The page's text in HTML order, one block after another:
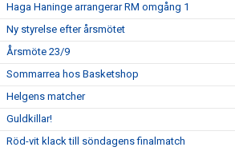
Haga Haninge arrangerar RM omgång 1
Ny styrelse efter årsmötet
Årsmöte 23/9
Sommarrea hos Basketshop
Helgens matcher
Guldkillar!
Röd-vit klack till söndagens finalmatch